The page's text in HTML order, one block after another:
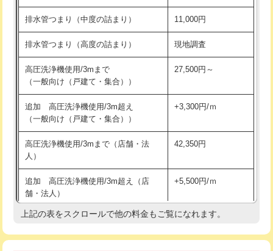
持込商品取付（浄水器・分岐水栓） 16,500円
給水管工事※（ホール加工) 16,500円
給水管工事※（バンド止め) 3,300円
給水管工事※（支持金具設置)
給水管工事※（保温材使用（バンド止
め込み）)
5,500円
給水管工事※（土の掘削・埋め戻し作
業)
11,000円
給水管工事※（塩ビ管（VP・HI）使
用/3ｍまで)
33,000円
給水管工事※（塩ビ管（VP・HI）使
+8,800円
排水管つまり（中度の詰まり） 11,000円
排水管つまり（高度の詰まり） 現地調査
高圧洗浄機使用/3mまで
（一般向け（戸建て・集合））
27,500円～
追加 高圧洗浄機使用/3m超え
（一般向け（戸建て・集合））
+3,300円/ｍ
高圧洗浄機使用/3mまで（店舗・法
人）
42,350円
追加 高圧洗浄機使用/3m超え（店
舗・法人）
+5,500円/ｍ
高度高圧洗浄換 現地調査
上記の表をスクロールで他の料金もご覧になれます。